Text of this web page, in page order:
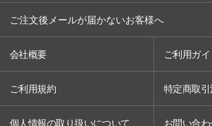
ご注文後メールが届かないお客様へ
会社概要 ご利用ガイ
ご利用規約 特定商取
個人情報の取り扱いについて お問い合